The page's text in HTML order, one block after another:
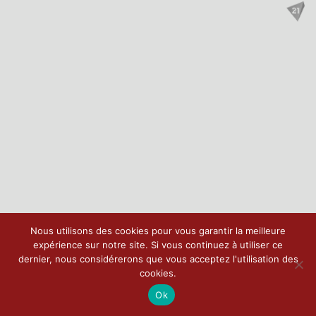
Nous utilisons des cookies pour vous garantir la meilleure
expérience sur notre site. Si vous continuez à utiliser ce
dernier, nous considérerons que vous acceptez l'utilisation des
cookies.
Ok